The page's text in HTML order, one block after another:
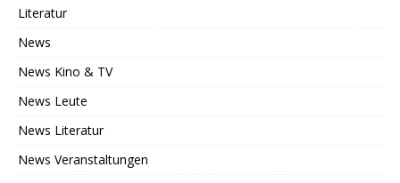
Literatur
News
News Kino & TV
News Leute
News Literatur
News Veranstaltungen